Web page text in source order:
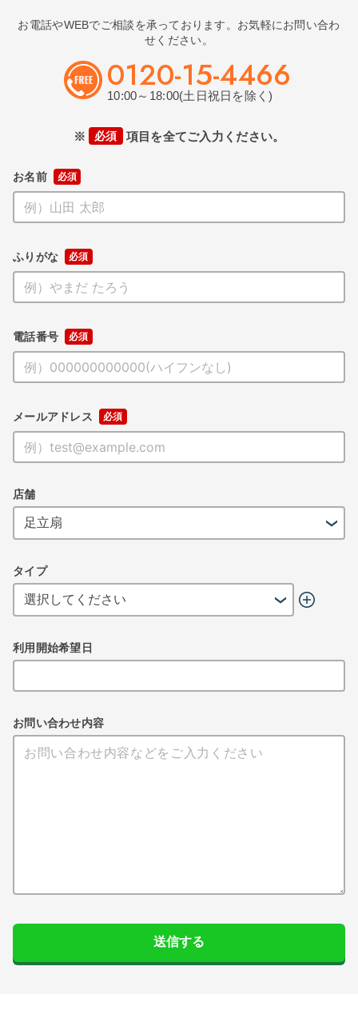
お電話やWEBでご相談を承っております。お気軽にお問い合わ
せください。
0120-15-4466
10:00～18:00(土日祝日を除く)
※ 必須 項目を全てご入力ください。
お名前
ふりがな
電話番号
メールアドレス
店舗
タイプ
利用開始希望日
お問い合わせ内容
送信する